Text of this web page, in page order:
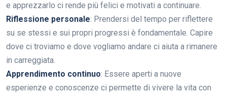
e apprezzarlo ci rende più felici e motivati a continuare.
Riflessione personale: Prendersi del tempo per riflettere
su se stessi e sui propri progressi è fondamentale. Capire
dove ci troviamo e dove vogliamo andare ci aiuta a rimanere
in carreggiata.
Apprendimento continuo: Essere aperti a nuove
esperienze e conoscenze ci permette di vivere la vita con